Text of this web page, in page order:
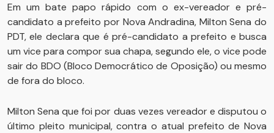
Em um bate papo rápido com o ex-vereador e pré-
candidato a prefeito por Nova Andradina, Milton Sena do
PDT, ele declara que é pré-candidato a prefeito e busca
um vice para compor sua chapa, segundo ele, o vice pode
sair do BDO (Bloco Democrático de Oposição) ou mesmo
de fora do bloco.
Milton Sena que foi por duas vezes vereador e disputou o
último pleito municipal, contra o atual prefeito de Nova